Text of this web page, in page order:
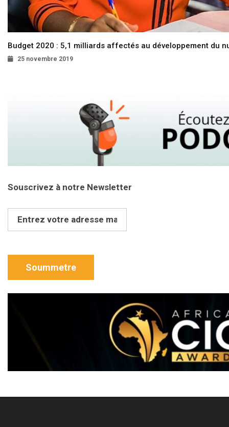
Budget 2020 : 5,1 milliards affectés au développement du
25 novembre 2019
Souscrivez à notre Newsletter